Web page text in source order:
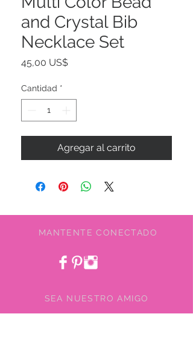
and Crystal Bib
Necklace Set
45,00 US$Precio
Cantidad *
Agregar al carrito
MANTENTE CONECTADO
SEA NUESTRO AMIGO